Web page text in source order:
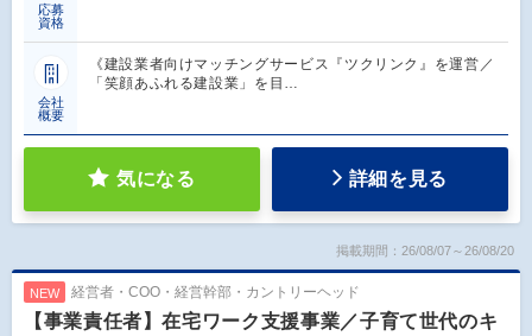
応募
資格
会社
概要
《建設業者向けマッチングサービス『ツクリンク』を運営／
「笑顔あふれる建設業」を目…
気になる 詳細を見る
掲載期間：26/08/07～26/08/20
NEW 経営者・COO・経営幹部・カントリーヘッド
【事業責任者】在宅ワーク支援事業／子育て世代のキ